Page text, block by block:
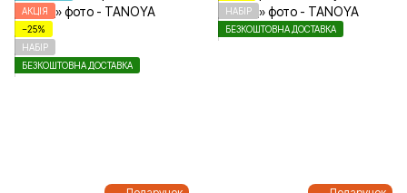
АКЦІЯ
−25%
НАБІР
БЕЗКОШТОВНА ДОСТАВКА
НАБІР
БЕЗКОШТОВНА ДОСТАВКА